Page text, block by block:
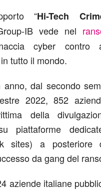
“Hi-Tech
IB vede nel
cyber contro
tutto il mondo.
anno, dal secondo
2022, 852
della
piattaforme
sites) a posteriore
da gang del
aziende italiane